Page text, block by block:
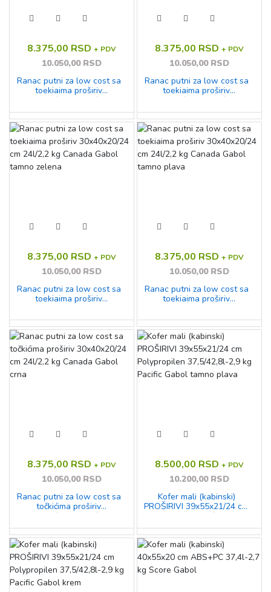
8.375,00 RSD + PDV
10.050,00 RSD
Ranac putni za low cost sa
toekiaima proširiv
30x40x20/24 cm 24l/2,2 kg
Canada Gabol siva
8.375,00 RSD + PDV
10.050,00 RSD
Ranac putni za low cost sa
toekiaima proširiv
30x40x20/24 cm 24l/2,2 kg
Canada Gabol žuta
8.375,00 RSD + PDV
10.050,00 RSD
Ranac putni za low cost sa
toekiaima proširiv
Canada Gabol tamno
zelena
8.375,00 RSD + PDV
10.050,00 RSD
Ranac putni za low cost sa
toekiaima proširiv
Canada Gabol tamno plava
8.375,00 RSD + PDV
10.050,00 RSD
Ranac putni za low cost sa
točkićima proširiv
30x40x20/24 cm 24l/2,2 kg
Canada Gabol crna
8.500,00 RSD + PDV
10.200,00 RSD
Kofer mali (kabinski)
PROŠIRIVI 39x55x21/24 cm
Polypropilen 37,5/42,8l-2,9
kg Pacific Gabol tamno
plava